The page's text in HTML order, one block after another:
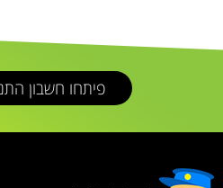
פיתחו חשבון